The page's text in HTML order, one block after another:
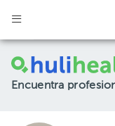
Encuentra